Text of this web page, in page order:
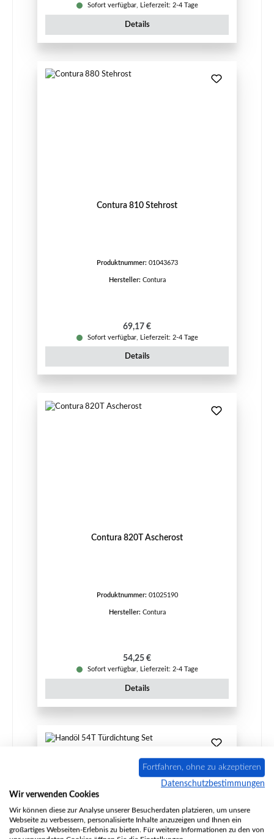
Sofort verfügbar, Lieferzeit: 2-4 Tage
Details
Contura 810 Stehrost
Produktnummer: 01043673
Hersteller: Contura
Regulärer Preis:
69,17 €
Sofort verfügbar, Lieferzeit: 2-4 Tage
Details
Contura 820T Ascherost
Produktnummer: 01025190
Hersteller: Contura
Regulärer Preis:
54,25 €
Sofort verfügbar, Lieferzeit: 2-4 Tage
Details
Fortfahren, ohne zu akzeptieren
Datenschutzbestimmungen
Wir verwenden Cookies
Wir können diese zur Analyse unserer Besucherdaten platzieren, um unsere
Webseite zu verbessern, personalisierte Inhalte anzuzeigen und Ihnen ein
großartiges Webseiten-Erlebnis zu bieten. Für weitere Informationen zu den von